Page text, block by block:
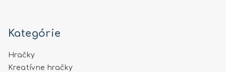
Kategórie
Hračky
Kreatívne hračky